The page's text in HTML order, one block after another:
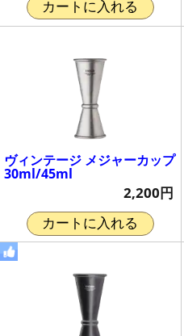
カートに入れる
ヴィンテージ メジャーカップ
30ml/45ml
2,200円
カートに入れる